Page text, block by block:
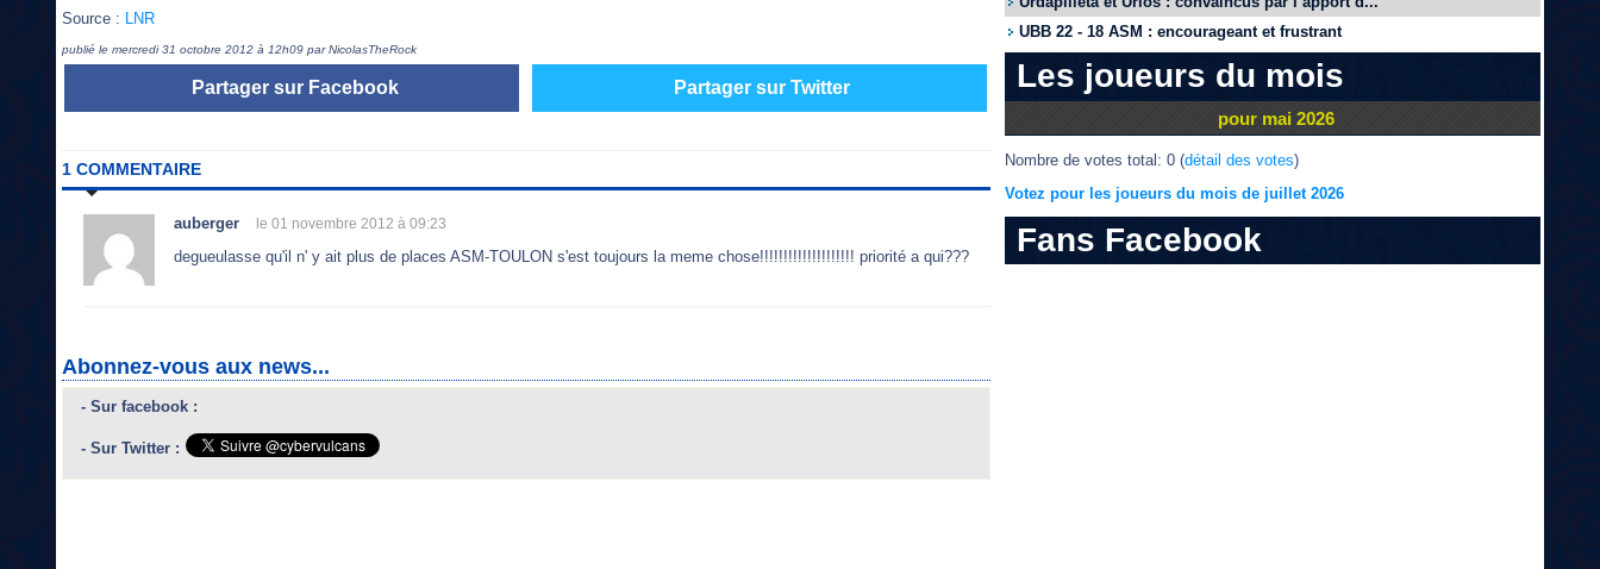
Source : LNR
publié le mercredi 31 octobre 2012 à 12h09 par NicolasTheRock
Partager sur Facebook Partager sur Twitter
1 COMMENTAIRE
auberger le 01 novembre 2012 à 09:23
degueulasse qu'il n' y ait plus de places ASM-TOULON s'est toujours la meme chose!!!!!!!!!!!!!!!!!!!! priorité a qui???
Abonnez-vous aux news...
- Sur facebook :
- Sur Twitter :
UBB 22 - 18 ASM : encourageant et frustrant
Les joueurs du mois
pour mai 2026
Nombre de votes total: 0 (détail des votes)
Votez pour les joueurs du mois de juillet 2026
Fans Facebook